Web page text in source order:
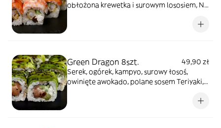
obłożona krewetka i surowym lososiem, Na
Green Dragon 8szt.
49,90 zł
Serek, ogórek, kampyo, surowy łosoś,
owinięte awokado, polane sosem Teriyaki,